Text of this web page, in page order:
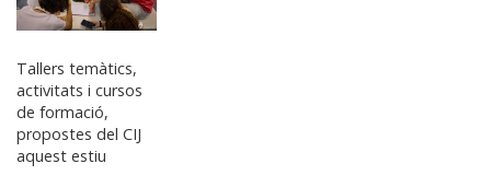
Tallers temàtics,
activitats i cursos
de formació,
propostes del CIJ
aquest estiu